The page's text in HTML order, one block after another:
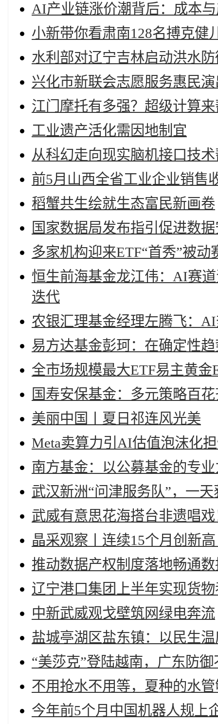
AI产业链涨价潮背后：成本
小新带你看肃南128名搏克健
水利部对辽宁吉林启动洪水
兴化市新联会志愿服务惠民
江门摩托有多强？超级计算
工业遗产活化需因地制宜
从科幻走向现实脑机接口技
前5月山西全省工业企业销售
稻蟹共生绘就生态富民新画卷
国家数据局发布指引促进数
多家机构迎来ETF“首秀”被动
恒生前海基金龙江伟：AI赛
迭代
农银汇理基金经理左腾飞：
易方达基金彭珂：在确定性
全市场规模最大ETF易主黄金
国寿安保基金：多元策略百
美丽中国丨夏日祁连风光美
Meta卖算力引AI估值泡沫化
南方基金：以公募基金的专
武汉新洲“问津服务队”，一
武威有意思花海搭台非遗唱
晶采观察丨连续15个月创新
推动数据产权制度落地畅通
辽宁港口集团上半年实现货
中新武威观戈壁筑网绿电奔流
盐城亭湖区盐东镇：以民生
“美莎克”登陆越南，广东防
不用抢水不用等，夏种的水
今年前5个月中国机器人规上